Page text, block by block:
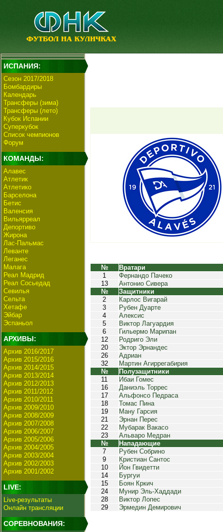
ИСПАНИЯ:
Сезон 2017/2018
Бомбардиры
Календарь
Трансферы (зима)
Трансферы (лето)
Кубок Испании
Суперкубок
Список чемпионов
Форум
КОМАНДЫ:
Алавес
Атлетик
Атлетико
Барселона
Бетис
Валенсия
Вильярреал
Депортиво
Жирона
Лас-Пальмас
Леванте
Леганес
Малага
Реал Мадрид
Реал Сосьедад
Севилья
Сельта
Хетафе
Эйбар
Эспаньол
АРХИВЫ:
Архив 2016/2017
Архив 2015/2016
Архив 2014/2015
Архив 2013/2014
Архив 2012/2013
Архив 2011/2012
Архив 2010/2011
Архив 2009/2010
Архив 2008/2009
Архив 2007/2008
Архив 2006/2007
Архив 2005/2006
Архив 2004/2005
Архив 2003/2004
Архив 2002/2003
Архив 2001/2002
LIVE:
Live-результаты
Онлайн трансляции
СОРЕВНОВАНИЯ:
№
Вратари
1
Фернандо Пачеко
13
Антонио Сивера
№
Защитники
2
Карлос Вигарай
3
Рубен Дуарте
4
Алексис
5
Виктор Лагуардия
6
Гильермо Марипан
12
Родриго Эли
20
Эктор Эрнандес
26
Адриан
32
Мартин Агиррегабирия
№
Полузащитники
11
Ибаи Гомес
16
Даниэль Торрес
17
Альфонсо Педраса
18
Томас Пина
19
Ману Гарсия
21
Эрнан Перес
22
Мубарак Вакасо
23
Альваро Медран
№
Нападающие
7
Рубен Собрино
9
Кристиан Сантос
10
Йон Гвидетти
14
Бургуи
15
Боян Кркич
24
Мунир Эль-Хаддади
28
Виктор Лопес
29
Эрмедин Демирович